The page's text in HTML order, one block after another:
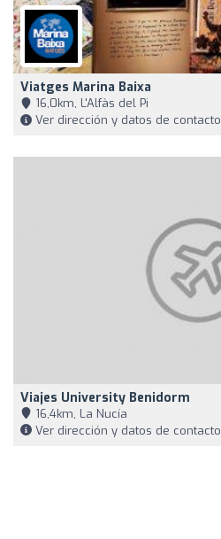
Viatges Marina Baixa
16,0km, L'Alfàs del Pi
Ver dirección y datos de contacto
Viajes University Benidorm
16,4km, La Nucía
Ver dirección y datos de contacto